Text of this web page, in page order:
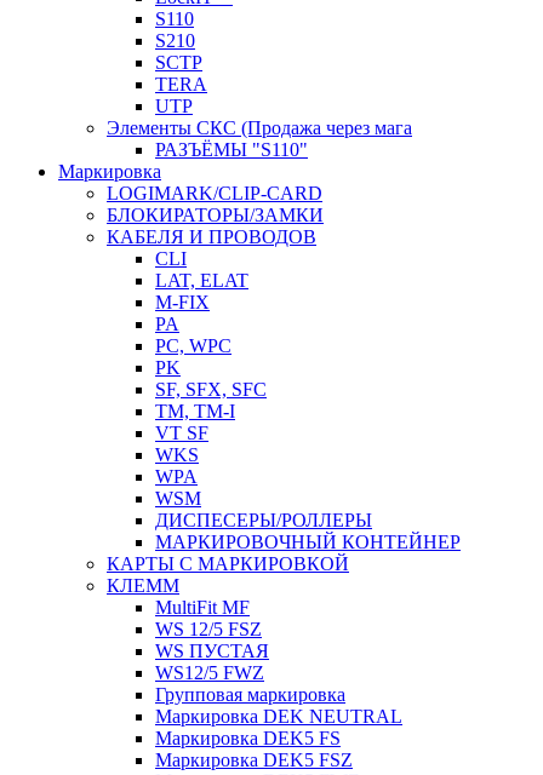
S110
S210
SCTP
TERA
UTP
Элементы СКС (Продажа через мага
РАЗЪЁМЫ "S110"
Маркировка
LOGIMARK/CLIP-CARD
БЛОКИРАТОРЫ/ЗАМКИ
КАБЕЛЯ И ПРОВОДОВ
CLI
LAT, ELAT
M-FIX
PA
PC, WРС
PK
SF, SFX, SFC
TM, TM-I
VT SF
WKS
WPA
WSM
ДИСПЕСЕРЫ/РОЛЛЕРЫ
МАРКИРОВОЧНЫЙ КОНТЕЙНЕР
КАРТЫ С МАРКИРОВКОЙ
КЛЕММ
MultiFit MF
WS 12/5 FSZ
WS ПУСТАЯ
WS12/5 FWZ
Групповая маркировка
Маркировка DEK NEUTRAL
Маркировка DEK5 FS
Маркировка DEK5 FSZ